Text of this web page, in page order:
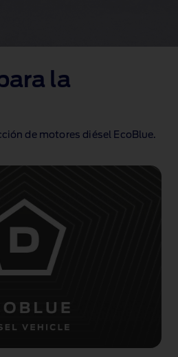
la
de motores diésel EcoBlue.